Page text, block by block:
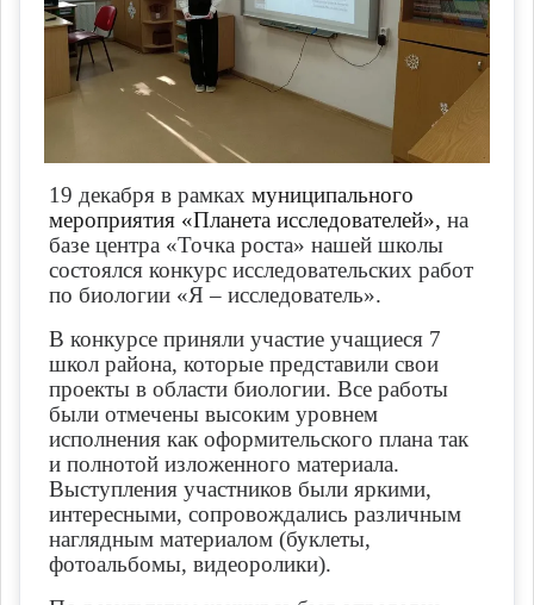
19 декабря в рамках муниципального
мероприятия «Планета исследователей», на
базе центра «Точка роста» нашей школы
состоялся конкурс исследовательских работ
по биологии «Я – исследователь».
В конкурсе приняли участие учащиеся 7
школ района, которые представили свои
проекты в области биологии. Все работы
были отмечены высоким уровнем
исполнения как оформительского плана так
и полнотой изложенного материала.
Выступления участников были яркими,
интересными, сопровождались различным
наглядным материалом (буклеты,
фотоальбомы, видеоролики).